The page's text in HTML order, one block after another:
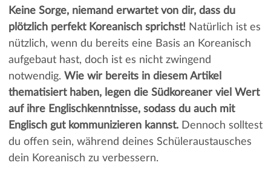
Keine Sorge, niemand erwartet von dir, dass du
plötzlich perfekt Koreanisch sprichst!Natürlich ist es
nützlich, wenn du bereits eine Basis an Koreanisch
aufgebaut hast, doch ist es nicht zwingend
notwendig. Wie wir bereits in diesem Artikel
thematisiert haben, legen die Südkoreaner viel Wert
auf ihre Englischkenntnisse, sodass du auch mit
Englisch gut kommunizieren kannst.Dennoch solltest
du offen sein, während deines Schüleraustausches
dein Koreanisch zu verbessern.